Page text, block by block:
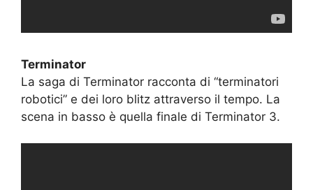
Terminator
La saga di Terminator racconta di “terminatori
robotici” e dei loro blitz attraverso il tempo. La
scena in basso è quella finale di Terminator 3.